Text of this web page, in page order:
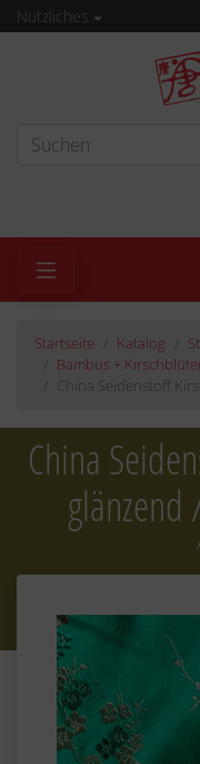
Nützliches
Startseite Katalog
Bambus +
China Seidenstoff
China